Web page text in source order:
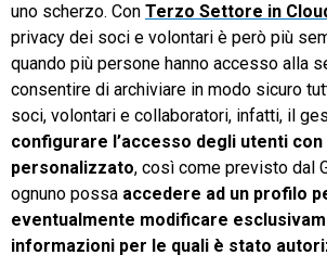
uno scherzo. Con Terzo Settore in
privacy dei soci e volontari è però più
quando più persone hanno accesso alla
consentire di archiviare in modo sicuro
soci, volontari e collaboratori, infatti, il
configurare l’accesso degli utenti con
personalizzato, così come previsto dal
ognuno possa accedere ad un profilo
eventualmente modificare
informazioni per le quali è stato